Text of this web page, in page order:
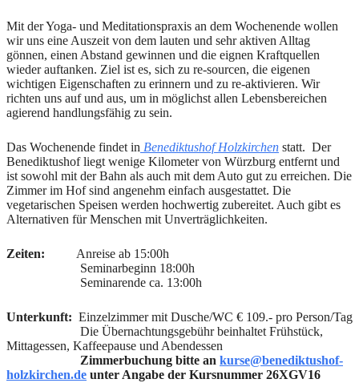
Mit der Yoga- und Meditationspraxis an dem Wochenende wollen
wir uns eine Auszeit von dem lauten und sehr aktiven Alltag
gönnen, einen Abstand gewinnen und die eignen Kraftquellen
wieder auftanken. Ziel ist es, sich zu re-sourcen, die eigenen
wichtigen Eigenschaften zu erinnern und zu re-aktivieren. Wir
richten uns auf und aus, um in möglichst allen Lebensbereichen
agierend handlungsfähig zu sein.
Das Wochenende findet in Benediktushof Holzkirchen statt. Der
Benediktushof liegt wenige Kilometer von Würzburg entfernt und
ist sowohl mit der Bahn als auch mit dem Auto gut zu erreichen. Die
Zimmer im Hof sind angenehm einfach ausgestattet. Die
vegetarischen Speisen werden hochwertig zubereitet. Auch gibt es
Alternativen für Menschen mit Unverträglichkeiten.
Zeiten:
Anreise ab 15:00h
Seminarbeginn 18:00h
Seminarende ca. 13:00h
Unterkunft: Einzelzimmer mit Dusche/WC € 109.- pro Person/Tag
Die Übernachtungsgebühr beinhaltet Frühstück,
Mittagessen, Kaffeepause und Abendessen
Zimmerbuchung bitte an kurse@benediktushof-
holzkirchen.de unter Angabe der Kursnummer 26XGV16